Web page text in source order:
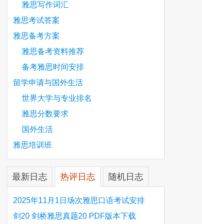
雅思写作词汇
雅思考试答案
雅思备考方案
雅思备考资料推荐
备考雅思时间安排
留学申请与国外生活
世界大学与专业排名
雅思分数要求
国外生活
雅思培训班
最新日志 热评日志 随机日志
2025年11月1日场次雅思口语考试安排
剑20 剑桥雅思真题20 PDF版本下载